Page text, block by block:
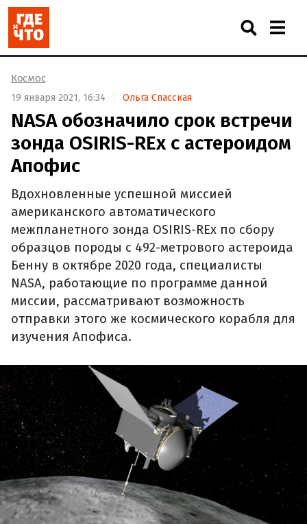
Космос
19 января 2021, 16:34 Ольга Спасская
NASA обозначило срок встречи
зонда OSIRIS-REx с астероидом
Апофис
Вдохновленные успешной миссией
американского автоматического
межпланетного зонда OSIRIS-REx по сбору
образцов породы с 492-метрового астероида
Бенну в октябре 2020 года, специалисты
NASA, работающие по программе данной
миссии, рассматривают возможность
отправки этого же космического корабля для
изучения Апофиса.